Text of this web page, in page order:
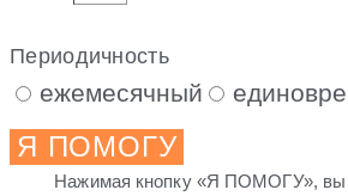
Периодичность
ежемесячный
Я ПОМОГУ
Нажимая кнопку «Я ПОМОГУ», вы